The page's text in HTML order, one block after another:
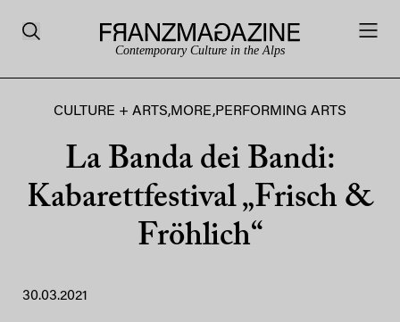
Contemporary Culture in the Alps
CULTURE + ARTS,MORE,PERFORMING ARTS
La Banda dei Bandi:
Kabarettfestival „Frisch &
Fröhlich“
30.03.2021